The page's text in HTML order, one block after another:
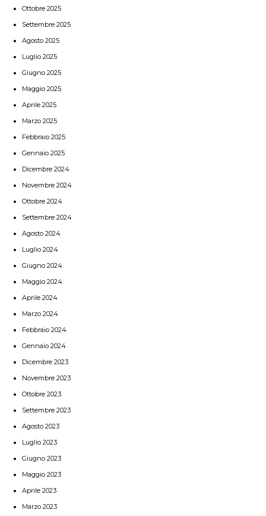
Ottobre 2025
Settembre 2025
Agosto 2025
Luglio 2025
Giugno 2025
Maggio 2025
Aprile 2025
Marzo 2025
Febbraio 2025
Gennaio 2025
Dicembre 2024
Novembre 2024
Ottobre 2024
Settembre 2024
Agosto 2024
Luglio 2024
Giugno 2024
Maggio 2024
Aprile 2024
Marzo 2024
Febbraio 2024
Gennaio 2024
Dicembre 2023
Novembre 2023
Ottobre 2023
Settembre 2023
Agosto 2023
Luglio 2023
Giugno 2023
Maggio 2023
Aprile 2023
Marzo 2023